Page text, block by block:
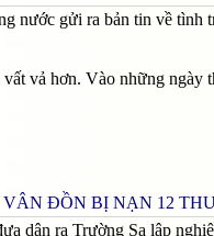
gửi ra bản tin về tình
vả hơn. Vào những ngày
ĐỒN BỊ NẠN 12
dân ra Trường Sa lập